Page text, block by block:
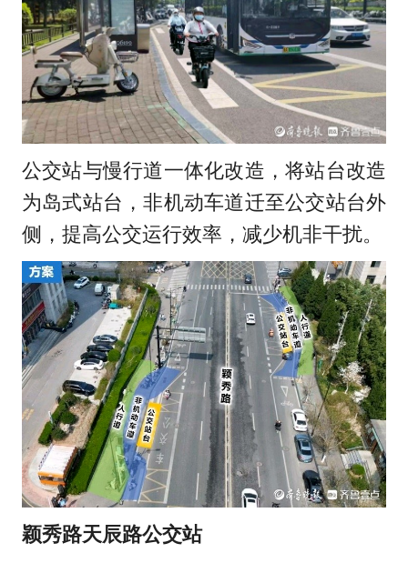
公交站与慢行道一体化改造，将站台改造
为岛式站台，非机动车道迁至公交站台外
侧，提高公交运行效率，减少机非干扰。
颖秀路天辰路公交站